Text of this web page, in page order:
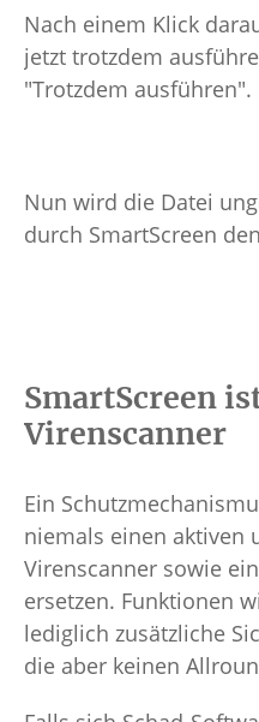
Nach einem Klick
jetzt trotzdem
"Trotzdem ausführen".
Nun wird die Datei
durch SmartScreen
SmartScreen
Virenscanner
Ein
niemals einen aktiven
Virenscanner sowie
ersetzen. Funktionen
lediglich zusätzliche
die aber keinen